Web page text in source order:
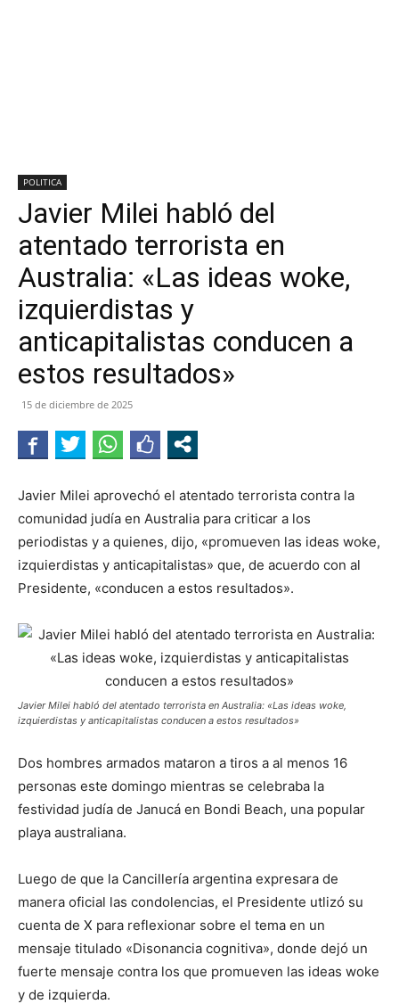
POLITICA
Javier Milei habló del
atentado terrorista en
Australia: «Las ideas woke,
izquierdistas y
anticapitalistas conducen a
estos resultados»
15 de diciembre de 2025
Javier Milei aprovechó el atentado terrorista contra la
comunidad judía en Australia para criticar a los
periodistas y a quienes, dijo, «promueven las ideas woke,
izquierdistas y anticapitalistas» que, de acuerdo con al
Presidente, «conducen a estos resultados».
Javier Milei habló del atentado terrorista en Australia: «Las ideas woke,
izquierdistas y anticapitalistas conducen a estos resultados»
Dos hombres armados mataron a tiros a al menos 16
personas este domingo mientras se celebraba la
festividad judía de Janucá en Bondi Beach, una popular
playa australiana.
Luego de que la Cancillería argentina expresara de
manera oficial las condolencias, el Presidente utlizó su
cuenta de X para reflexionar sobre el tema en un
mensaje titulado «Disonancia cognitiva», donde dejó un
fuerte mensaje contra los que promueven las ideas woke
y de izquierda.